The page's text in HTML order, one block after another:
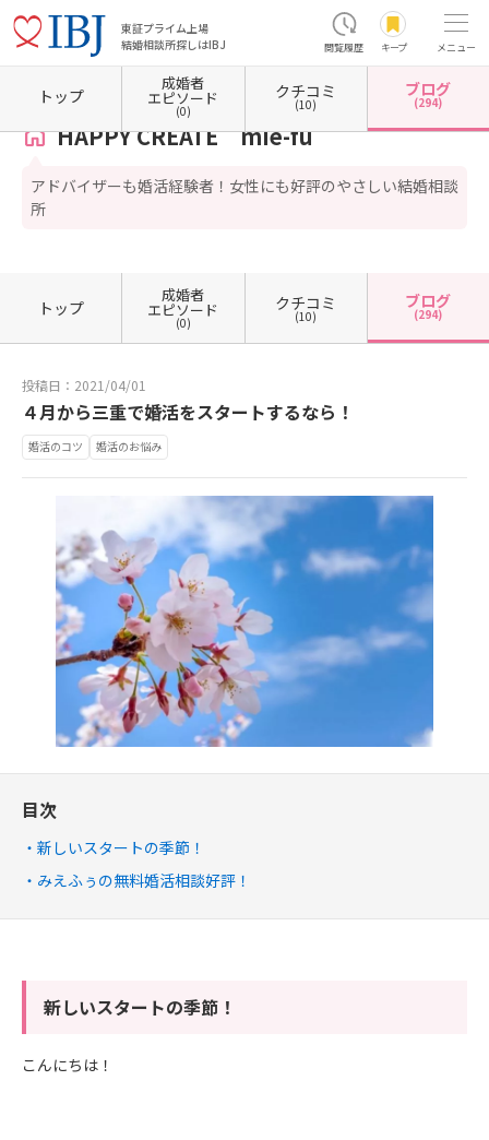
東証プライム上場
結婚相談所探しはIBJ
閲覧履歴 キープ メニュー
ホーム 三重県の結婚相談所 三重県津市 HAPPY CREATE mie-fu カウンセラーブログ
HAPPY CREATE mie-fu
アドバイザーも婚活経験者！女性にも好評のやさしい結婚相談
所
トップ
成婚者
エピソード
(0)
クチコミ
(10)
ブログ
(294)
トップ
成婚者
エピソード
(0)
クチコミ
(10)
ブログ
(294)
投稿日：2021/04/01
４月から三重で婚活をスタートするなら！
婚活のコツ 婚活のお悩み
目次
新しいスタートの季節！
みえふぅの無料婚活相談好評！
新しいスタートの季節！
こんにちは！